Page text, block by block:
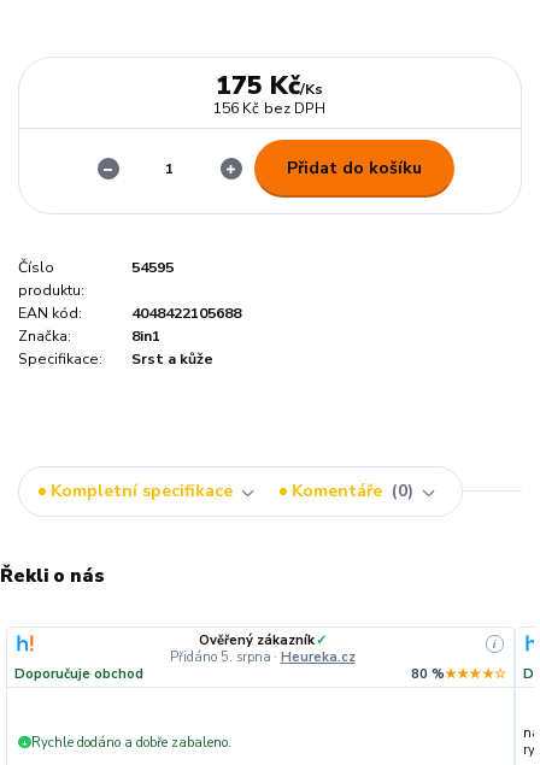
175 Kč/Ks
156 Kč bez DPH
Přidat do košíku
Číslo
produktu:
54595
EAN kód:
4048422105688
Značka:
8in1
Specifikace:
Srst a kůže
Kompletní specifikace Komentáře 0
Řekli o nás
Ověřený zákazník✓
Přidáno 5. srpna · Heureka.cz
i
Doporučuje obchod 80 %★★★★☆
+ Rychle dodáno a dobře zabaleno.